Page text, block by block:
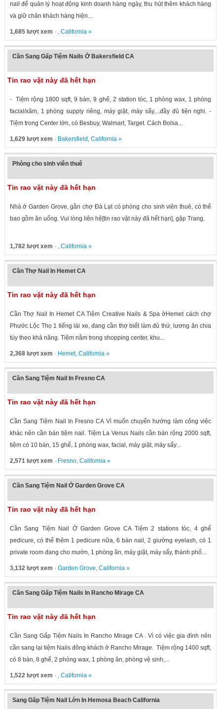
nail để quản lý hoạt động kinh doanh hàng ngày, thu hút thêm khách hàng
và giữ chân khách hàng hiện...
1,685 lượt xem · , California»
Cần Sang Gấp Tiệm Nails Ở Bakersfield CA
Tin rao vặt này đã hết hạn
- Tiệm rộng 1800 sqft, 9 bàn, 9 ghế, 2 station tóc, 1 phòng wax, 1 phòng
facial/xăm, 1 phòng supply riêng, máy giặt, máy sấy,...đầy đủ tiện nghi. -
Tiệm trong Center lớn, có Besbuy, Walmart, Target. Cách Bolsa...
1,629 lượt xem · Bakersfield , California»
Phòng cho sinh viên thuê
Tin rao vặt này đã hết hạn
Nhà ở Garden Grove, gần chợ Đà Lạt có phòng cho sinh viên thuê, có thể
bao gồm ăn uống. Vui lòng liên hệ[tin rao vặt này đã hết hạn], gặp Trang.
1,782 lượt xem · , California»
Cần Thợ Nail In Hemet CA
Tin rao vặt này đã hết hạn
Cần Thợ Nail In Hemet CA Tiệm Creative Nails & Spa ởHemet cách chợ
Phước Lộc Thọ 1 tiếng lái xe, đang cần thợ biết làm đủ thứ, lương ăn chia
tùy theo khả năng. Tiệm nằm trong shopping center, khu...
2,368 lượt xem · Hemet, California»
Cần Sang Tiệm Nail In Fresno CA
Tin rao vặt này đã hết hạn
Cần Sang Tiệm Nail In Fresno CA Vì muốn chuyển hướng làm công việc
khác nên cần bán tiệm nail. Tiệm La Venus Nails cần bán rộng 2000 sqft,
tiệm có 10 bàn, 15 ghế, 1 phòng wax, facial, máy giặt, máy sấy...
2,571 lượt xem · Fresno, California»
Cần Sang Tiệm Nail Ở Garden Grove CA
Tin rao vặt này đã hết hạn
Cần Sang Tiệm Nail Ở Garden Grove CA Tiệm 2 stations tóc, 4 ghế
pedicure, có thể thêm 1 pedicure nữa, 6 bàn nail, 2 giường eyelash, có 1
private room đang cho mướn, 1 phòng ăn, máy giặt, máy sấy, thành phố...
3,132 lượt xem · Garden Grove, California»
Cần Sang Gấp Tiệm Nails In Rancho Mirage CA
Tin rao vặt này đã hết hạn
Cần Sang Gấp Tiệm Nails In Rancho Mirage CA . Vì có việc gia đình nên
cần sang lại tiệm Nails đông khách ở Rancho Mirage. Tiệm rộng 1400 sqft,
có 8 bàn, 8 ghế, 2 phòng wax, 1 phòng ăn, phòng vệ sinh,...
1,522 lượt xem · , California»
Sang Gấp Tiệm Nail Lớn In Hemosa Beach California